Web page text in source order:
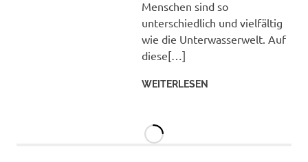
Menschen sind so
unterschiedlich und vielfältig
wie die Unterwasserwelt. Auf
diese[…]
WEITERLESEN